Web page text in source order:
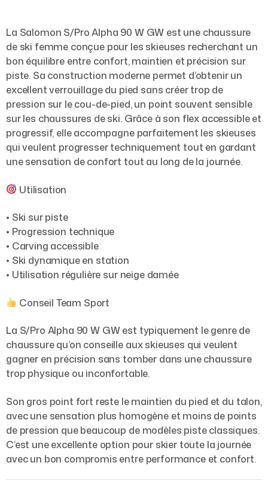
La Salomon S/Pro Alpha 90 W GW est une chaussure
de ski femme conçue pour les skieuses recherchant un
bon équilibre entre confort, maintien et précision sur
piste. Sa construction moderne permet d’obtenir un
excellent verrouillage du pied sans créer trop de
pression sur le cou-de-pied, un point souvent sensible
sur les chaussures de ski. Grâce à son flex accessible et
progressif, elle accompagne parfaitement les skieuses
qui veulent progresser techniquement tout en gardant
une sensation de confort tout au long de la journée.
Utilisation
• Ski sur piste
• Progression technique
• Carving accessible
• Ski dynamique en station
• Utilisation régulière sur neige damée
Conseil Team Sport
La S/Pro Alpha 90 W GW est typiquement le genre de
chaussure qu’on conseille aux skieuses qui veulent
gagner en précision sans tomber dans une chaussure
trop physique ou inconfortable.
Son gros point fort reste le maintien du pied et du talon,
avec une sensation plus homogène et moins de points
de pression que beaucoup de modèles piste classiques.
C’est une excellente option pour skier toute la journée
avec un bon compromis entre performance et confort.